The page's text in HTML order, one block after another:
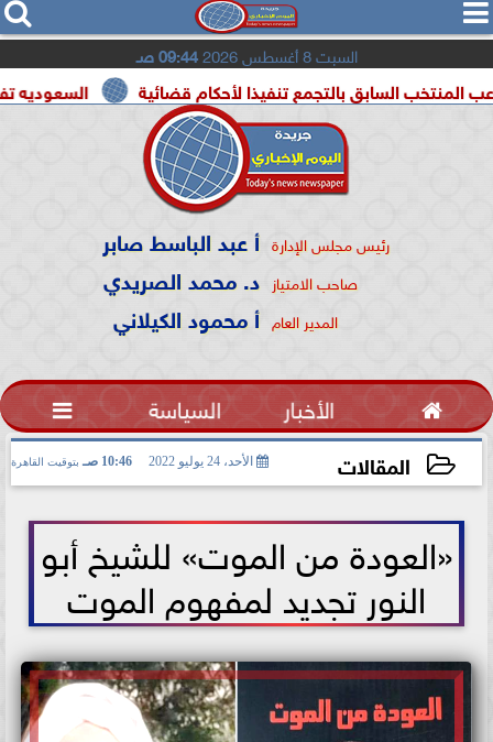
  
السبت 8 أغسطس 2026 09:44 صـ
السعوديه تفعيل بالتجمع تنفيذا لأحكام قضائية
رئيس مجلس الإدارة أ عبد الباسط صابر
صاحب الامتياز د. محمد الصريدي
المدير العام أ محمود الكيلاني
 الأخبار السياسة 
المقالات الأحد، 24 يوليو 2022 10:46 صـ بتوقيت القاهرة
«العودة من الموت» للشيخ أبو
النور تجديد لمفهوم الموت